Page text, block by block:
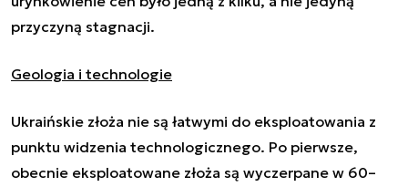
przyczyną stagnacji.
Geologia i technologie
Ukraińskie złoża nie są łatwymi do eksploatowania z
punktu widzenia technologicznego. Po pierwsze,
obecnie eksploatowane złoża są wyczerpane w 60–